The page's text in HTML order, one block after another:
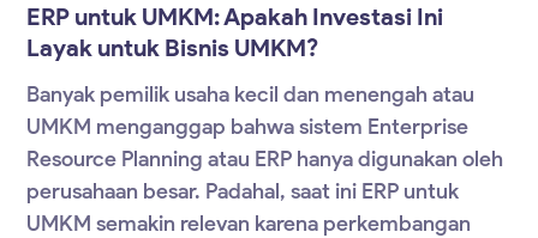
ERP untuk UMKM: Apakah Investasi Ini
Layak untuk Bisnis UMKM?
Banyak pemilik usaha kecil dan menengah atau
UMKM menganggap bahwa sistem Enterprise
Resource Planning atau ERP hanya digunakan oleh
perusahaan besar. Padahal, saat ini ERP untuk
UMKM semakin relevan karena perkembangan